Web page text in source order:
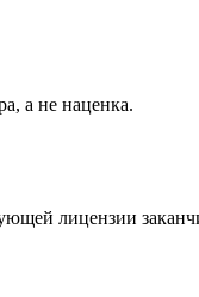
а не наценка.
лицензии